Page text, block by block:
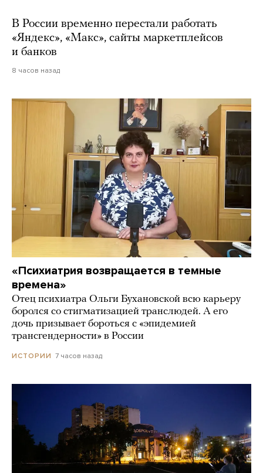
В России временно перестали работать
«Яндекс», «Макс», сайты маркетплейсов
и банков
8 часов назад
«Психиатрия возвращается в темные
времена»
Отец психиатра Ольги Бухановской всю карьеру
боролся со стигматизацией транслюдей. А его
дочь призывает бороться с «эпидемией
трансгендерности» в России
ИСТОРИИ 7 часов назад